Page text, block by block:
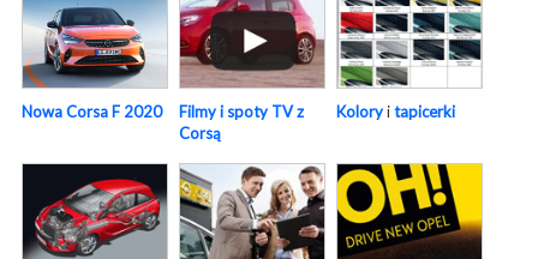
Nowa Corsa F 2020
Filmy i spoty TV z
Corsą
Koloryitapicerki